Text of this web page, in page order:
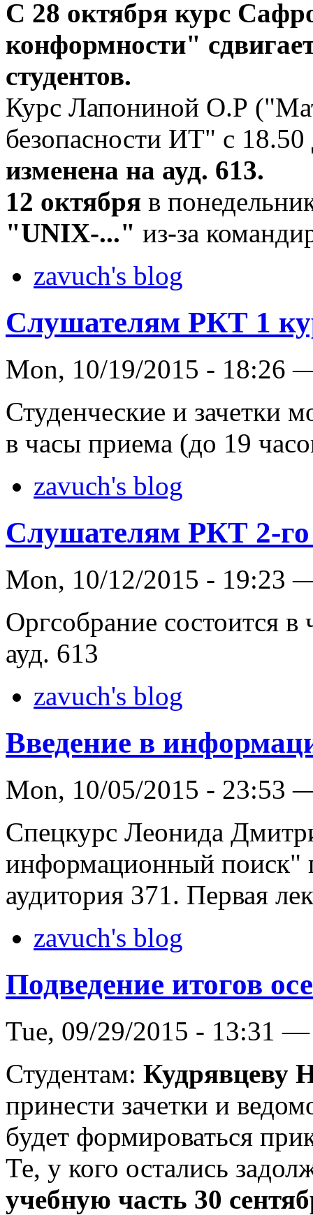
С 28 октября курс
конформности"
студентов.
Курс Лапониной О.Р
безопасности ИТ" с
изменена на ауд. 613.
12 октября в
"UNIX-..." из-за
zavuch's blog
Слушателям РКТ 1
Mon, 10/19/2015 - 18:26
Студенческие и зачетки
в часы приема (до 19
zavuch's blog
Слушателям РКТ 2-го
Mon, 10/12/2015 - 19:23
Оргсобрание состоится в
ауд. 613
zavuch's blog
Введение в
Mon, 10/05/2015 - 23:53
Спецкурс Леонида
информационный поиск"
аудитория 371. Первая
zavuch's blog
Подведение итогов
Tue, 09/29/2015 - 13:31 —
Студентам: Кудрявцеву
принести зачетки и
будет формироваться
Те, у кого остались
учебную часть 30